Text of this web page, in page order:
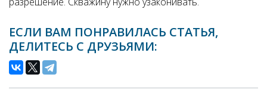
ЕСЛИ ВАМ ПОНРАВИЛАСЬ СТАТЬЯ,
ДЕЛИТЕСЬ С ДРУЗЬЯМИ: